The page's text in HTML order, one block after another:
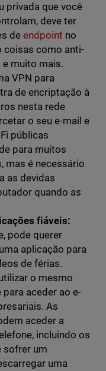
privada que você
deve ter
de endpoint no
coisas como anti-
muito mais.
VPN para
de encriptação à
nesta rede
o seu e-mail e
públicas
para muitos
mas é necessário
as devidas
quando as
fiáveis:
pode querer
aplicação para
de férias.
o mesmo
aceder ao e-
As
aceder a
incluindo os
sofrer um
uma